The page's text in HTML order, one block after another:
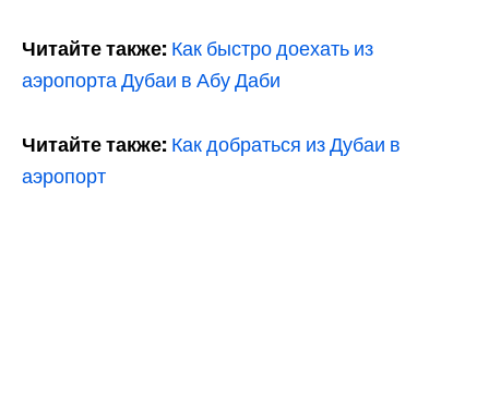
Читайте также: Как быстро доехать из
аэропорта Дубаи в Абу Даби
Читайте также: Как добраться из Дубаи в
аэропорт